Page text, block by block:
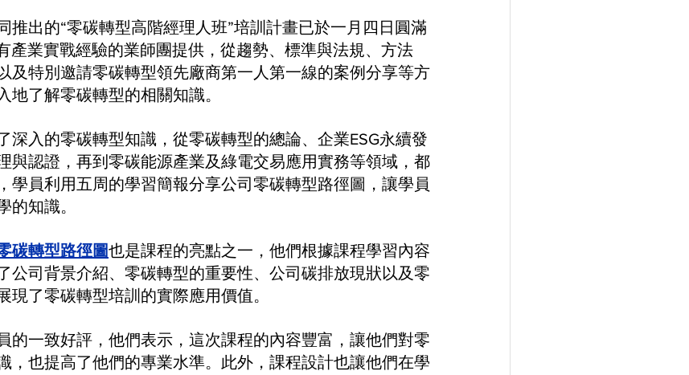
推出的“零碳轉型高階經理人班”培訓計畫已於一月四日圓滿
產業實戰經驗的業師團提供，從趨勢、標準與法規、方法
及特別邀請零碳轉型領先廠商第一人第一線的案例分享等方
地了解零碳轉型的相關知識。
深入的零碳轉型知識，從零碳轉型的總論、企業ESG永續發
與認證，再到零碳能源產業及綠電交易應用實務等領域，都
學員利用五周的學習簡報分享公司零碳轉型路徑圖，讓學員
的知識。
碳轉型路徑圖也是課程的亮點之一，他們根據課程學習內容
公司背景介紹、零碳轉型的重要性、公司碳排放現狀以及零
現了零碳轉型培訓的實際應用價值。
的一致好評，他們表示，這次課程的內容豐富，讓他們對零
，也提高了他們的專業水準。此外，課程設計也讓他們在學